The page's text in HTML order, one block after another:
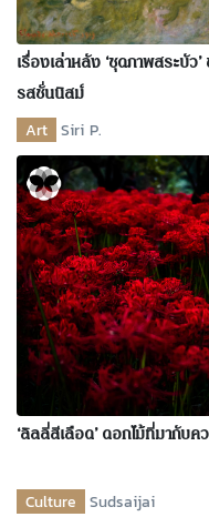
เรื่องเล่าหลัง ‘ชุดภาพสระบัว
รสชั่นนิสม์
Art Siri P.
‘ลิลลี่สีเลือด’ ดอกไม้ที่มากับ
Culture Sudsaijai